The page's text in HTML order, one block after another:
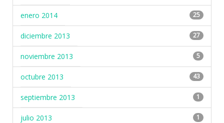
enero 2014 25
diciembre 2013 27
noviembre 2013 5
octubre 2013 43
septiembre 2013 1
julio 2013 1